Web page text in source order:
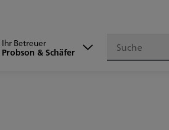
Ihr Betreuer
Probson & Schäfer